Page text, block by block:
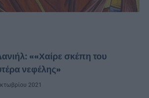
««Χαίρε σκέπη του
νεφέλης»
2021